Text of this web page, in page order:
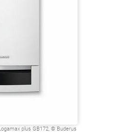
plus GB172, © Buderus